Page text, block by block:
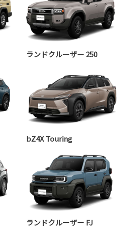
ランドクルーザー 250
bZ4X Touring
ランドクルーザー FJ